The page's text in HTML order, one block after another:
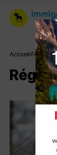
Accueil FAQ